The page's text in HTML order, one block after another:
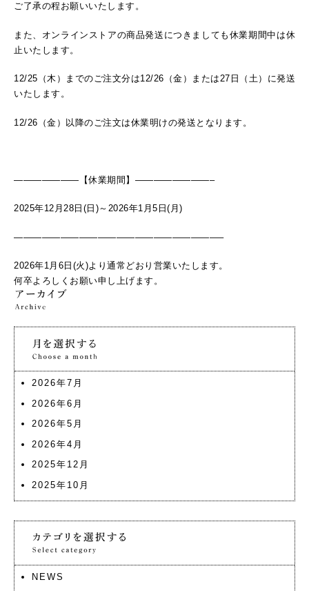
ご了承の程お願いいたします。
また、オンラインストアの商品発送につきましても休業期間中は休
止いたします。
12/25（木）までのご注文分は12/26（金）または27日（土）に発送
いたします。
12/26（金）以降のご注文は休業明けの発送となります。
———————【休業期間】————————–
2025年12月28日(日)～2026年1月5日(月)
——————————————————————–
2026年1月6日(火)より通常どおり営業いたします。
何卒よろしくお願い申し上げます。
2026年7月
2026年6月
2026年5月
2026年4月
2025年12月
2025年10月
NEWS